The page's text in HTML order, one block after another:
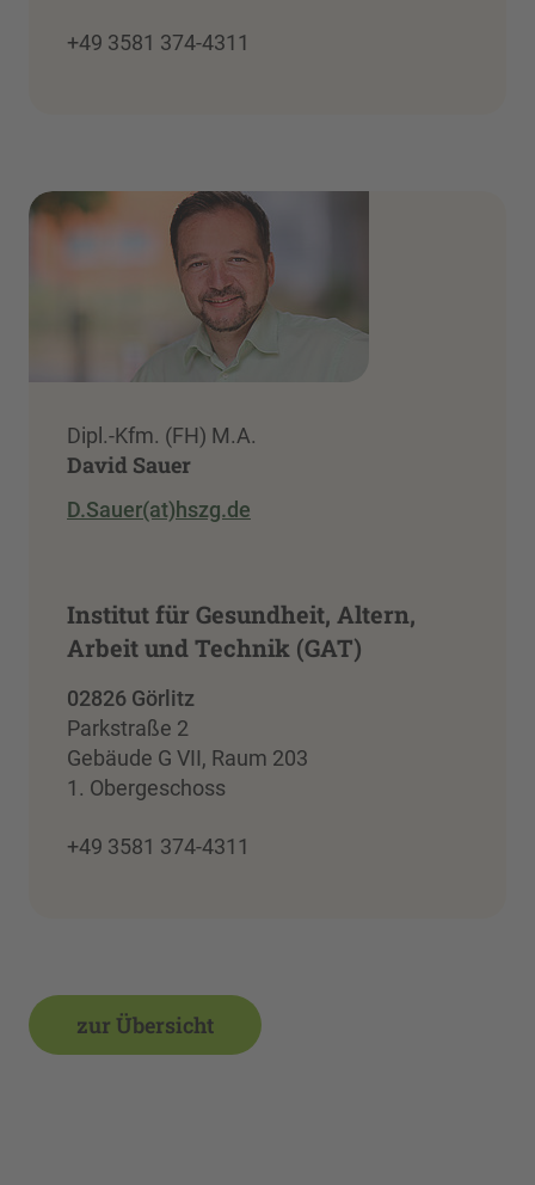
+49 3581 374-4311
Dipl.-Kfm. (FH) M.A.
David Sauer
D.Sauer(at)hszg.de
Institut für Gesundheit, Altern,
Arbeit und Technik (GAT)
02826 Görlitz
Parkstraße 2
Gebäude G VII, Raum 203
1. Obergeschoss
+49 3581 374-4311
zur Übersicht